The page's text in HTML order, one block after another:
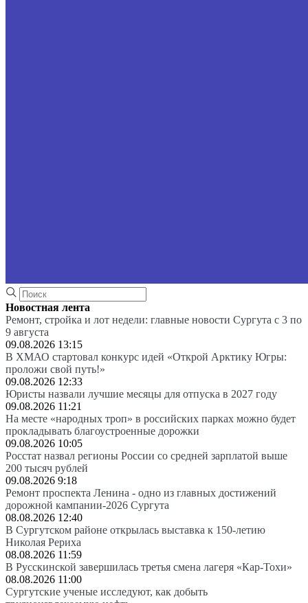
Новостная лента
Ремонт, стройка и лот недели: главные новости Сургута с 3 по
9 августа
09.08.2026 13:15
В ХМАО стартовал конкурс идей «Открой Арктику Югры:
проложи свой путь!»
09.08.2026 12:33
Юристы назвали лучшие месяцы для отпуска в 2027 году
09.08.2026 11:21
На месте «народных троп» в российских парках можно будет
прокладывать благоустроенные дорожки
09.08.2026 10:05
Росстат назвал регионы России со средней зарплатой выше
200 тысяч рублей
09.08.2026 9:18
Ремонт проспекта Ленина - одно из главных достижений
дорожной кампании-2026 Сургута
08.08.2026 12:40
В Сургутском районе открылась выставка к 150-летию
Николая Рериха
08.08.2026 11:59
В Русскинской завершилась третья смена лагеря «Кар-Тохи»
08.08.2026 11:00
Сургутские ученые исследуют, как добыть